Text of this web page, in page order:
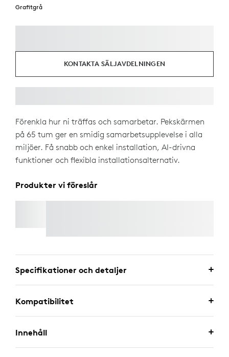
Grafitgrå
KONTAKTA SÄLJAVDELNINGEN
Förenkla hur ni träffas och samarbetar. Pekskärmen
på 65 tum ger en smidig samarbetsupplevelse i alla
miljöer. Få snabb och enkel installation, AI-drivna
funktioner och flexibla installationsalternativ.
Produkter vi föreslår
Specifikationer och detaljer
Kompatibilitet
Innehåll